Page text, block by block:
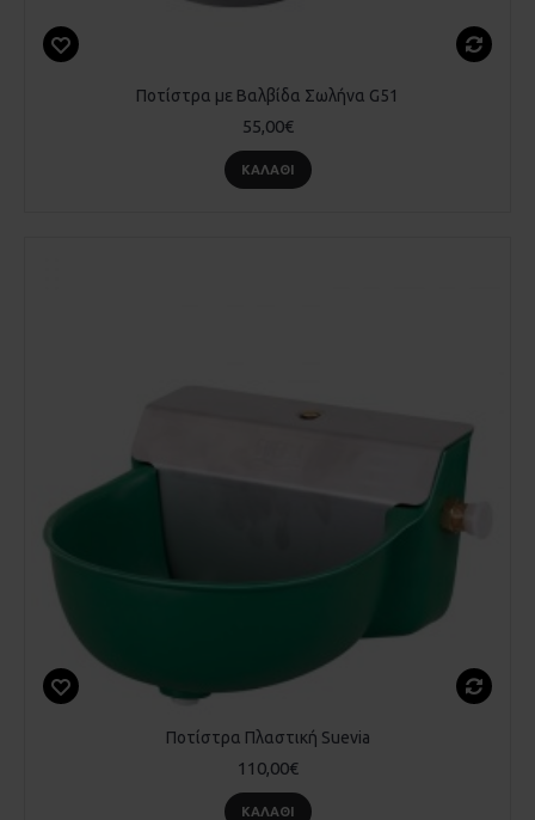
Ποτίστρα με Βαλβίδα Σωλήνα G51
55,00€
ΚΑΛΆΘΙ
Ποτίστρα Πλαστική Suevia
110,00€
ΚΑΛΆΘΙ